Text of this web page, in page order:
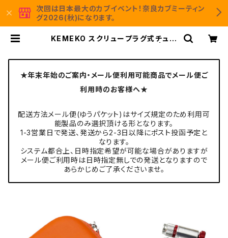
次回は日本最大のカブイベント！奈良カブミーティン
グ2026(秋)になります。
KEMEKO スクリュープラグ式チュー
ト
★年末年始のご案内・メール便利用可能商品でメール便ご
利用時のお客様へ★
配送方法メール便(ゆうパケット)はサイズ規定のため利用可
能製品のみ選択頂ける形となります。
1-3営業日で発送、発送から2-3日以降にポスト投函予定と
なります。
システム都合上、日時指定希望が可能な場合がありますが
メール便ご利用時は日時指定無しでの発送となりますので
あらかじめご了承くださいませ。